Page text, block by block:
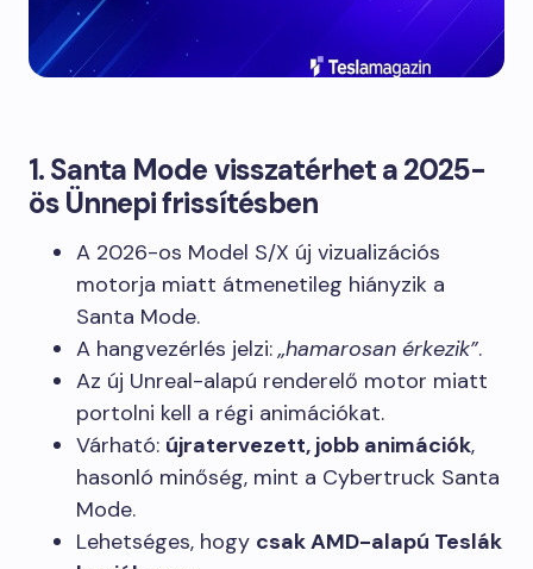
1. Santa Mode visszatérhet a 2025-
ös Ünnepi frissítésben
A 2026-os Model S/X új vizualizációs
motorja miatt átmenetileg hiányzik a
Santa Mode.
A hangvezérlés jelzi:„hamarosan érkezik”.
Az új Unreal-alapú renderelő motor miatt
portolni kell a régi animációkat.
Várható: újratervezett, jobb animációk,
hasonló minőség, mint a Cybertruck Santa
Mode.
Lehetséges, hogy csak AMD-alapú Teslák